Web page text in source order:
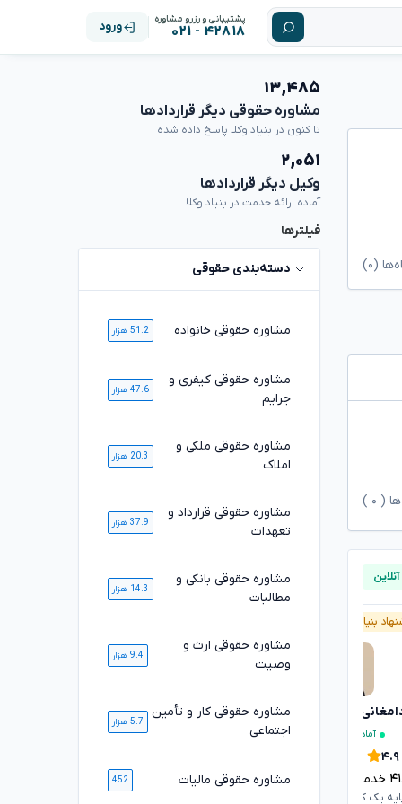
پشتیبانی و رزرو مشاوره
۴۲۸۱۸ - ۰۲۱ ورود
(۰)
( ۰
بنیاد وکلا
ثانی
تایید شده
آماده مشاوره فوری
۴.۹
خدمت ارائه شده موفق
یک کانون وکلای دادگستری
سارا علیپور
آماده مشاوره فوری
۱۳۰۴
خدمت ارائه شده موفق
وکیل پایه یک کانون وکلای دادگستری
۱۳,۴۸۵
مشاوره حقوقی دیگر قراردادها
تا کنون در بنیاد وکلا پاسخ داده شده
۲,۰۵۱
وکیل دیگر قراردادها
آماده ارائه خدمت در بنیاد وکلا
فیلترها
دسته‌بندی حقوقی
مشاوره حقوقی خانواده 51.2 هزار
مشاوره حقوقی کیفری و
جرایم
47.6 هزار
مشاوره حقوقی ملکی و
املاک
20.3 هزار
مشاوره حقوقی قرارداد و
تعهدات
37.9 هزار
مشاوره حقوقی بانکی و
مطالبات
14.3 هزار
مشاوره حقوقی ارث و
وصیت
9.4 هزار
مشاوره حقوقی کار و تأمین
اجتماعی
5.7 هزار
مشاوره حقوقی مالیات 452